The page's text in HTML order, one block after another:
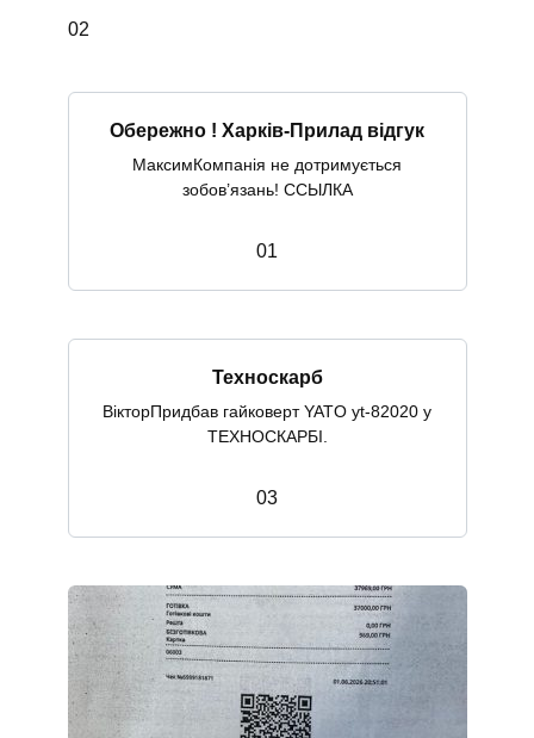
02
Обережно ! Харків-Прилад відгук
МаксимКомпанія не дотримується
зобов’язань! ССЫЛКА
01
Техноскарб
ВікторПридбав гайковерт YATO yt-82020 у
ТЕХНОСКАРБІ.
03